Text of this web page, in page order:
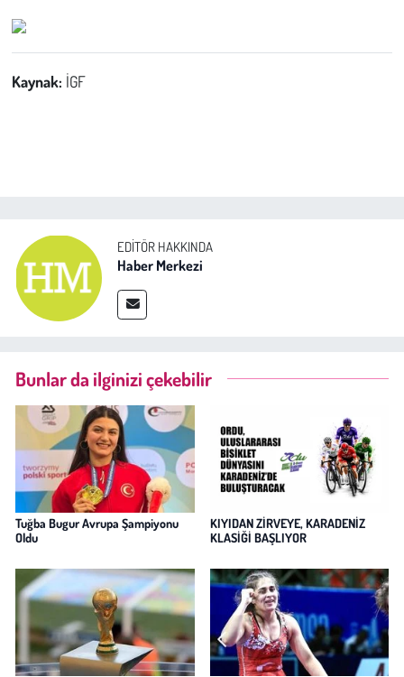
Kaynak: İGF
EDITÖR HAKKINDA
Haber Merkezi
Bunlar da ilginizi çekebilir
Tuğba Bugur Avrupa Şampiyonu
Oldu
KIYIDAN ZİRVEYE, KARADENİZ
KLASİĞİ BAŞLIYOR
Tarih
Kent
Eğlence